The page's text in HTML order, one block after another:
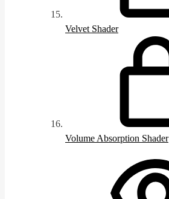
Velvet Shader
Volume Absorption Shader